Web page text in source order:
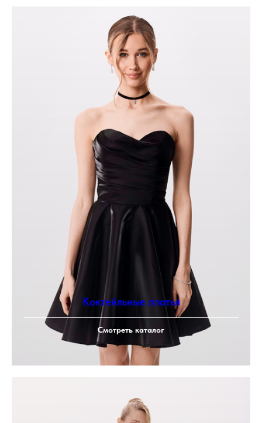
Коктейльные платья
Смотреть каталог